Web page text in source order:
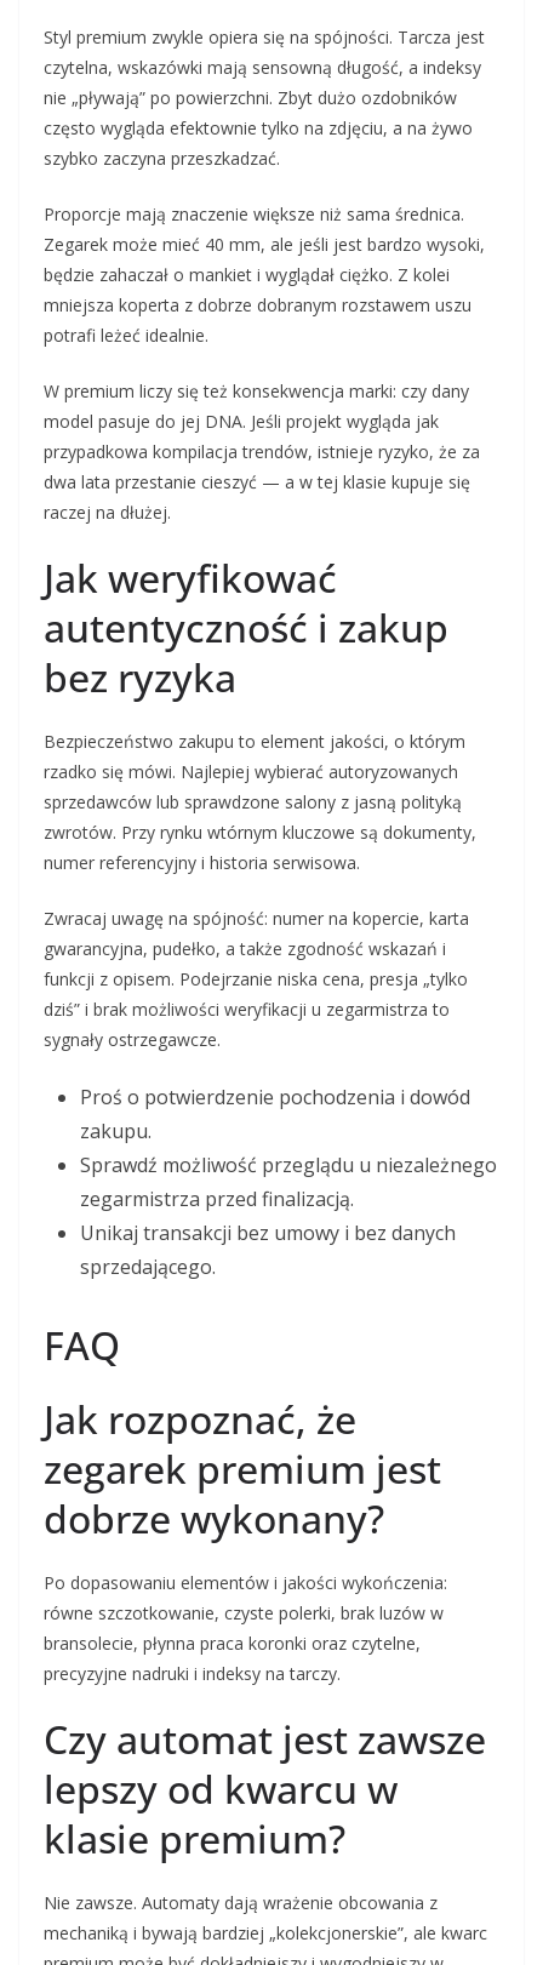
Styl premium zwykle opiera się na spójności. Tarcza jest
czytelna, wskazówki mają sensowną długość, a indeksy
nie „pływają” po powierzchni. Zbyt dużo ozdobników
często wygląda efektownie tylko na zdjęciu, a na żywo
szybko zaczyna przeszkadzać.
Proporcje mają znaczenie większe niż sama średnica.
Zegarek może mieć 40 mm, ale jeśli jest bardzo wysoki,
będzie zahaczał o mankiet i wyglądał ciężko. Z kolei
mniejsza koperta z dobrze dobranym rozstawem uszu
potrafi leżeć idealnie.
W premium liczy się też konsekwencja marki: czy dany
model pasuje do jej DNA. Jeśli projekt wygląda jak
przypadkowa kompilacja trendów, istnieje ryzyko, że za
dwa lata przestanie cieszyć — a w tej klasie kupuje się
raczej na dłużej.
Jak weryfikować
autentyczność i zakup
bez ryzyka
Bezpieczeństwo zakupu to element jakości, o którym
rzadko się mówi. Najlepiej wybierać autoryzowanych
sprzedawców lub sprawdzone salony z jasną polityką
zwrotów. Przy rynku wtórnym kluczowe są dokumenty,
numer referencyjny i historia serwisowa.
Zwracaj uwagę na spójność: numer na kopercie, karta
gwarancyjna, pudełko, a także zgodność wskazań i
funkcji z opisem. Podejrzanie niska cena, presja „tylko
dziś” i brak możliwości weryfikacji u zegarmistrza to
sygnały ostrzegawcze.
Proś o potwierdzenie pochodzenia i dowód
zakupu.
Sprawdź możliwość przeglądu u niezależnego
zegarmistrza przed finalizacją.
Unikaj transakcji bez umowy i bez danych
sprzedającego.
FAQ
Jak rozpoznać, że
zegarek premium jest
dobrze wykonany?
Po dopasowaniu elementów i jakości wykończenia:
równe szczotkowanie, czyste polerki, brak luzów w
bransolecie, płynna praca koronki oraz czytelne,
precyzyjne nadruki i indeksy na tarczy.
Czy automat jest zawsze
lepszy od kwarcu w
klasie premium?
Nie zawsze. Automaty dają wrażenie obcowania z
mechaniką i bywają bardziej „kolekcjonerskie”, ale kwarc